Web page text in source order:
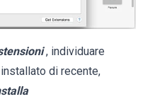
, individuare
di recente,